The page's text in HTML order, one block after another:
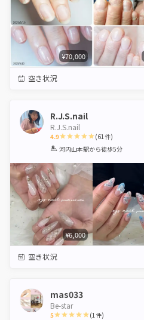
¥70,000
空き状況
R.J.S.nail
R.J.S.nail
4.9
1 2 3 4 5
(61件)
河内山本駅から徒歩5分
¥6,000
空き状況
mas033
Be-star
5 (1件)